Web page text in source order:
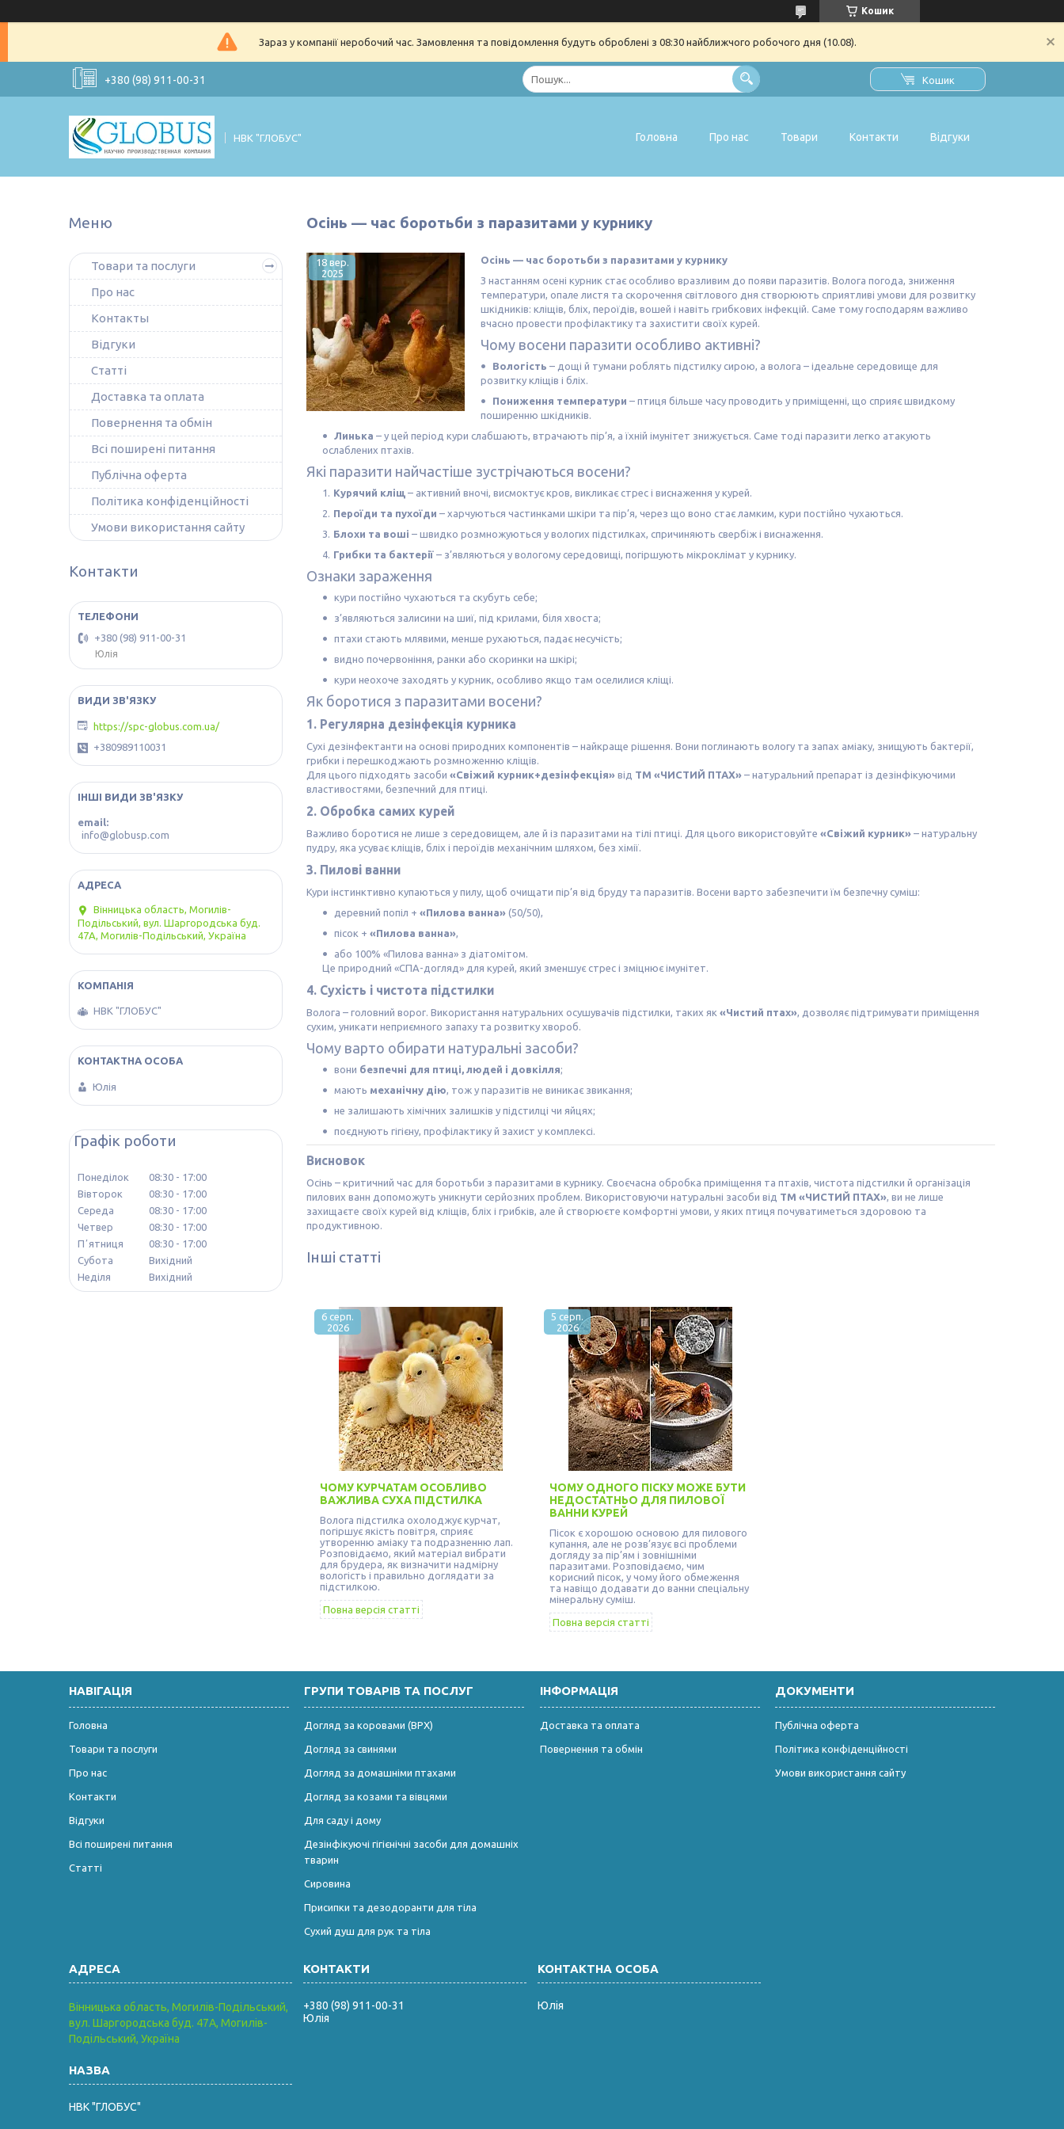
Кошик
Зараз у компанії неробочий час. Замовлення та повідомлення будуть оброблені з 08:30 найближчого робочого дня (10.08).
+380 (98) 911-00-31 Кошик
НВК "ГЛОБУС" Головна Про нас Товари Контакти Відгуки
Осінь — час боротьби з паразитами у курнику
18 вер.
2025
Осінь — час боротьби з паразитами у курнику
З настанням осені курник стає особливо вразливим до появи паразитів. Волога погода, зниження
температури, опале листя та скорочення світлового дня створюють сприятливі умови для розвитку
шкідників: кліщів, бліх, пероїдів, вошей і навіть грибкових інфекцій. Саме тому господарям важливо
вчасно провести профілактику та захистити своїх курей.
Чому восени паразити особливо активні?
Вологість – дощі й тумани роблять підстилку сирою, а волога – ідеальне середовище для
розвитку кліщів і бліх.
Пониження температури – птиця більше часу проводить у приміщенні, що сприяє швидкому
поширенню шкідників.
Линька – у цей період кури слабшають, втрачають пір’я, а їхній імунітет знижується. Саме тоді паразити легко атакують
ослаблених птахів.
Які паразити найчастіше зустрічаються восени?
Курячий кліщ – активний вночі, висмоктує кров, викликає стрес і виснаження у курей.
Пероїди та пухоїди – харчуються частинками шкіри та пір’я, через що воно стає ламким, кури постійно чухаються.
Блохи та воші – швидко розмножуються у вологих підстилках, спричиняють свербіж і виснаження.
Грибки та бактерії – з’являються у вологому середовищі, погіршують мікроклімат у курнику.
Ознаки зараження
кури постійно чухаються та скубуть себе;
з’являються залисини на шиї, під крилами, біля хвоста;
птахи стають млявими, менше рухаються, падає несучість;
видно почервоніння, ранки або скоринки на шкірі;
кури неохоче заходять у курник, особливо якщо там оселилися кліщі.
Як боротися з паразитами восени?
1. Регулярна дезінфекція курника
Сухі дезінфектанти на основі природних компонентів – найкраще рішення. Вони поглинають вологу та запах аміаку, знищують бактерії,
грибки і перешкоджають розмноженню кліщів.
Для цього підходять засоби «Свіжий курник+дезінфекція» від ТМ «ЧИСТИЙ ПТАХ» – натуральний препарат із дезінфікуючими
властивостями, безпечний для птиці.
2. Обробка самих курей
Важливо боротися не лише з середовищем, але й із паразитами на тілі птиці. Для цього використовуйте «Свіжий курник» – натуральну
пудру, яка усуває кліщів, бліх і пероїдів механічним шляхом, без хімії.
3. Пилові ванни
Кури інстинктивно купаються у пилу, щоб очищати пір’я від бруду та паразитів. Восени варто забезпечити їм безпечну суміш:
деревний попіл + «Пилова ванна» (50/50),
пісок + «Пилова ванна»,
або 100% «Пилова ванна» з діатомітом.
Це природний «СПА-догляд» для курей, який зменшує стрес і зміцнює імунітет.
4. Сухість і чистота підстилки
Волога – головний ворог. Використання натуральних осушувачів підстилки, таких як «Чистий птах», дозволяє підтримувати приміщення
сухим, уникати неприємного запаху та розвитку хвороб.
Чому варто обирати натуральні засоби?
вони безпечні для птиці, людей і довкілля;
мають механічну дію, тож у паразитів не виникає звикання;
не залишають хімічних залишків у підстилці чи яйцях;
поєднують гігієну, профілактику й захист у комплексі.
Висновок
Осінь – критичний час для боротьби з паразитами в курнику. Своєчасна обробка приміщення та птахів, чистота підстилки й організація
пилових ванн допоможуть уникнути серйозних проблем. Використовуючи натуральні засоби від ТМ «ЧИСТИЙ ПТАХ», ви не лише
захищаєте своїх курей від кліщів, бліх і грибків, але й створюєте комфортні умови, у яких птиця почуватиметься здоровою та
продуктивною.
Інші статті
6 серп.
2026
ЧОМУ КУРЧАТАМ ОСОБЛИВО
ВАЖЛИВА СУХА ПІДСТИЛКА
Волога підстилка охолоджує курчат,
погіршує якість повітря, сприяє
утворенню аміаку та подразненню лап.
Розповідаємо, який матеріал вибрати
для брудера, як визначити надмірну
вологість і правильно доглядати за
підстилкою.
Повна версія статті
5 серп.
2026
ЧОМУ ОДНОГО ПІСКУ МОЖЕ БУТИ
НЕДОСТАТНЬО ДЛЯ ПИЛОВОЇ
ВАННИ КУРЕЙ
Пісок є хорошою основою для пилового
купання, але не розв’язує всі проблеми
догляду за пір’ям і зовнішніми
паразитами. Розповідаємо, чим
корисний пісок, у чому його обмеження
та навіщо додавати до ванни спеціальну
мінеральну суміш.
Повна версія статті
Товари та послуги
Про нас
Контакты
Відгуки
Статті
Доставка та оплата
Повернення та обмін
Всі поширені питання
Публічна оферта
Політика конфіденційності
Умови використання сайту
Контакти
+380 (98) 911-00-31
Юлія
https://spc-globus.com.ua/
+380989110031
ІНШІ ВИДИ ЗВ'ЯЗКУ
email
info@globusp.com
Вінницька область, Могилів-
Подільський, вул. Шаргородська буд.
47А, Могилів-Подільський, Україна
НВК "ГЛОБУС"
Юлія
Графік роботи
Понеділок 08:30
17:00
Вівторок
08:30
17:00
Середа
08:30
17:00
Четвер
08:30
17:00
Пʼятниця
08:30
17:00
Субота
Вихідний
Неділя
Вихідний
НАВІГАЦІЯ
Головна
Товари та послуги
Про нас
Контакти
Відгуки
Всі поширені питання
Статті
ГРУПИ ТОВАРІВ ТА ПОСЛУГ
Догляд за коровами (ВРХ)
Догляд за свинями
Догляд за домашніми птахами
Догляд за козами та вівцями
Для саду і дому
Дезінфікуючі гігієнічні засоби для домашніх
тварин
Сировина
Присипки та дезодоранти для тіла
Сухий душ для рук та тіла
ІНФОРМАЦІЯ
Доставка та оплата
Повернення та обмін
ДОКУМЕНТИ
Публічна оферта
Політика конфіденційності
Умови використання сайту
Вінницька область, Могилів-Подільський,
вул. Шаргородська буд. 47А, Могилів-
Подільський, Україна
НВК "ГЛОБУС"
+380 (98) 911-00-31
Юлія
Юлія